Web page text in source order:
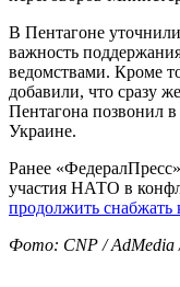
В Пентагоне
важность
ведомствами. Кроме
добавили, что сразу
Пентагона позвонил
Украине.
Ранее
участия НАТО в
продолжить
Фото: CNP / AdMedia